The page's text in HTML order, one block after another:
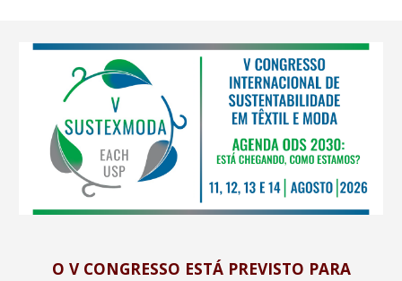
O V CONGRESSO ESTÁ PREVISTO PARA